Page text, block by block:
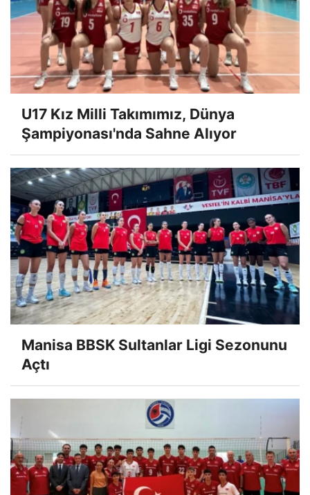
U17 Kız Milli Takımımız, Dünya
Şampiyonası'nda Sahne Alıyor
Manisa BBSK Sultanlar Ligi Sezonunu
Açtı